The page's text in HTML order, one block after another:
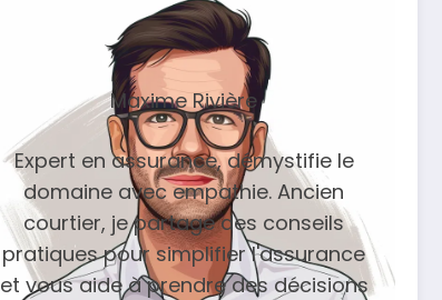
Maxime Rivière
Expert en assurance, démystifie le
domaine avec empathie. Ancien
courtier, je partage des conseils
pratiques pour simplifier l'assurance
et vous aide à prendre des décisions